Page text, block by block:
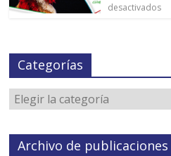
desactivados
Categorías
Archivo de publicaciones